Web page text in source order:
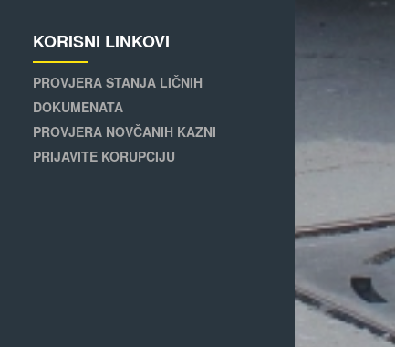
KORISNI LINKOVI
PROVJERA STANJA LIČNIH
DOKUMENATA
PROVJERA NOVČANIH KAZNI
PRIJAVITE KORUPCIJU